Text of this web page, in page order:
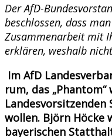
Der AfD-
beschlossen, dass
Zusammenarbeit mit
erklären, weshalb
Im AfD
rum, das
wollen. Björn Höcke
bayerischen